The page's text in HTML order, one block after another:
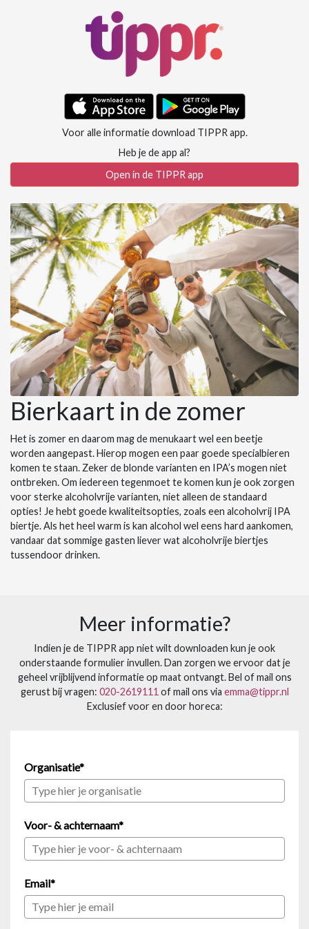
Voor alle informatie download TIPPR app.
Heb je de app al?
Open in de TIPPR app
Bierkaart in de zomer
Het is zomer en daarom mag de menukaart wel een beetje
worden aangepast. Hierop mogen een paar goede specialbieren
komen te staan. Zeker de blonde varianten en IPA’s mogen niet
ontbreken. Om iedereen tegenmoet te komen kun je ook zorgen
voor sterke alcoholvrije varianten, niet alleen de standaard
opties! Je hebt goede kwaliteitsopties, zoals een alcoholvrij IPA
biertje. Als het heel warm is kan alcohol wel eens hard aankomen,
vandaar dat sommige gasten liever wat alcoholvrije biertjes
tussendoor drinken.
Meer informatie?
Indien je de TIPPR app niet wilt downloaden kun je ook
onderstaande formulier invullen. Dan zorgen we ervoor dat je
geheel vrijblijvend informatie op maat ontvangt. Bel of mail ons
gerust bij vragen: 020-2619111of mail ons via emma@tippr.nl
Exclusief voor en door horeca:
Organisatie*
Voor- & achternaam*
Email*